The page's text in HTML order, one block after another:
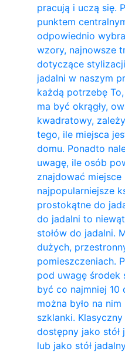
pracują i uczą się.
punktem
odpowiednio
wzory, najnowsze
dotyczące
jadalni w naszym
każdą potrzebę
ma być okrągły,
kwadratowy,
tego, ile miejsca
domu. Ponadto
uwagę, ile osób
znajdować
najpopularniejsze
prostokątne do
do jadalni to
stołów do jadalni.
dużych,
pomieszczeniach.
pod uwagę środek
być co najmniej 10
można było na
szklanki.
dostępny jako stół
lub jako stół